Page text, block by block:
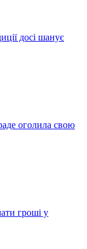
досі шанує
оголила свою
гроші у